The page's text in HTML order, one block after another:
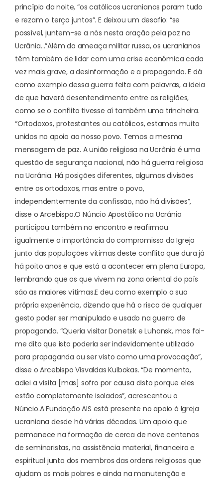
princípio da noite, “os católicos ucranianos param tudo
e rezam o terço juntos”. E deixou um desafio: “se
possível, juntem-se a nós nesta oração pela paz na
Ucrânia…”Além da ameaça militar russa, os ucranianos
têm também de lidar com uma crise económica cada
vez mais grave, a desinformação e a propaganda. E dá
como exemplo dessa guerra feita com palavras, a ideia
de que haverá desentendimento entre as religiões,
como se o conflito tivesse aí também uma trincheira.
“Ortodoxos, protestantes ou católicos, estamos muito
unidos no apoio ao nosso povo. Temos a mesma
mensagem de paz. A união religiosa na Ucrânia é uma
questão de segurança nacional, não há guerra religiosa
na Ucrânia. Há posições diferentes, algumas divisões
entre os ortodoxos, mas entre o povo,
independentemente da confissão, não há divisões”,
disse o Arcebispo.O Núncio Apostólico na Ucrânia
participou também no encontro e reafirmou
igualmente a importância do compromisso da Igreja
junto das populações vítimas deste conflito que dura já
há poito anos e que está a acontecer em plena Europa,
lembrando que os que vivem na zona oriental do país
são as maiores vítimas.E deu como exemplo a sua
própria experiência, dizendo que há o risco de qualquer
gesto poder ser manipulado e usado na guerra de
propaganda. “Queria visitar Donetsk e Luhansk, mas foi-
me dito que isto poderia ser indevidamente utilizado
para propaganda ou ser visto como uma provocação”,
disse o Arcebispo Visvaldas Kulbokas. “De momento,
adiei a visita [mas] sofro por causa disto porque eles
estão completamente isolados”, acrescentou o
Núncio.A Fundação AIS está presente no apoio à Igreja
ucraniana desde há várias décadas. Um apoio que
permanece na formação de cerca de nove centenas
de seminaristas, na assistência material, financeira e
espiritual junto dos membros das ordens religiosas que
ajudam os mais pobres e ainda na manutenção e